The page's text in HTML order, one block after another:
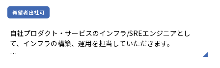
柔軟な働き方が可能です。リモートワーク手
当や環境整備手当も支給され、快適な働き方
希望者出社可
自社プロダクト・サービスのインフラ/SREエンジニアとし
て、インフラの構築、運用を担当していただきます。